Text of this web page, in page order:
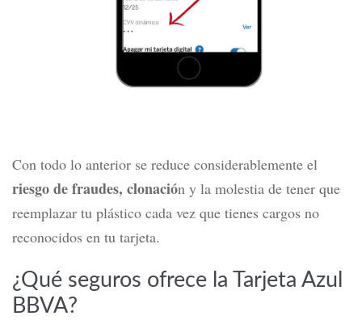
Con todo lo anterior se reduce considerablemente el
riesgo de fraudes, clonación y la molestia de tener que
reemplazar tu plástico cada vez que tienes cargos no
reconocidos en tu tarjeta.
¿Qué seguros ofrece la Tarjeta Azul
BBVA?